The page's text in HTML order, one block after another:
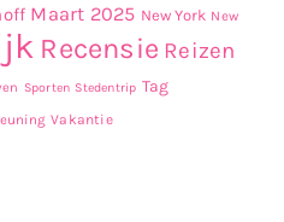
Maart 2025 New York New
Recensie Reizen
Sporten Stedentrip Tag
Vakantie